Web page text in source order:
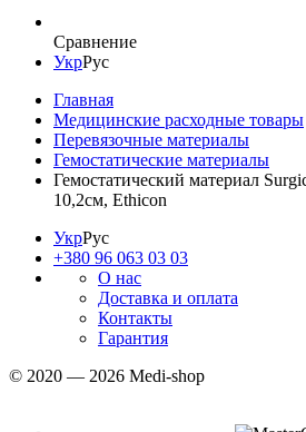
Сравнение
УкрРус
Главная
Медицинские расходные товары
Перевязочные материалы
Гемостатические материалы
Гемостатический материал
10,2см, Ethicon
УкрРус
+380 96 063 03 03
О нас
Доставка и оплата
Контакты
Гарантия
© 2020 — 2026 Medi-shop